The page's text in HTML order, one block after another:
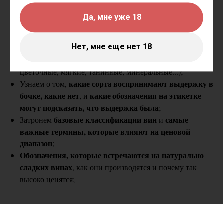
Да, мне уже 18
Нет, мне еще нет 18
Какие гастрономические сочетания предпочитали
известные исторические личности и чем поражали
своих гостей;
познакомимся с базовыми стилями сортов
цветочные, мягкие, танинные, минеральные...);
Узнаем о том, какие сорта воспринимают выдержку в
бочке, какие нет, и какие обозначения на этикетке
могут подсказать, что выдержка была;
Затронем базовые классификации вин и самые
важные термины, которые влияют на ценовой
диапазон;
Обозначения, которые встречаются на натурально
сладких винах, как они производятся и почему так
высоко ценятся;